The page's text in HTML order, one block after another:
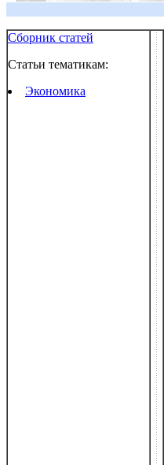
Сборник статей
Статьи тематикам:
Экономика